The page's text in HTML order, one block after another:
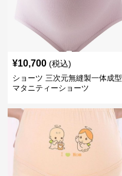
¥10,700 (税込)
ショーツ 三次元無縫製一体成型
マタニティーショーツ